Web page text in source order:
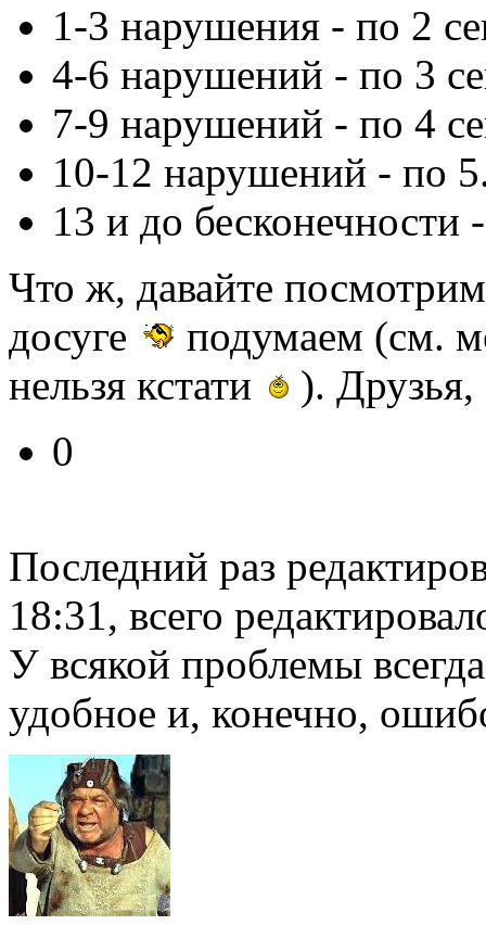
1-3 нарушения - по 2
4-6 нарушений - по 3
7-9 нарушений - по 4
10-12 нарушений - по
13 и до бесконечности
Что ж, давайте
досуге
подумаем (см.
нельзя кстати
).
0
Последний раз
18:31, всего
У всякой проблемы
удобное и, конечно,